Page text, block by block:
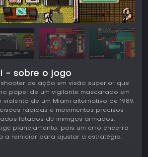
- sobre o jogo
shooter de ação em visão superior que
papel de um vigilante mascarado em
de um Miami alternativo de 1989.
rápidas e movimentos precisos
lotados de inimigos armados.
planejamento, pois um erro encerra
a reiniciar para ajustar a estratégia.